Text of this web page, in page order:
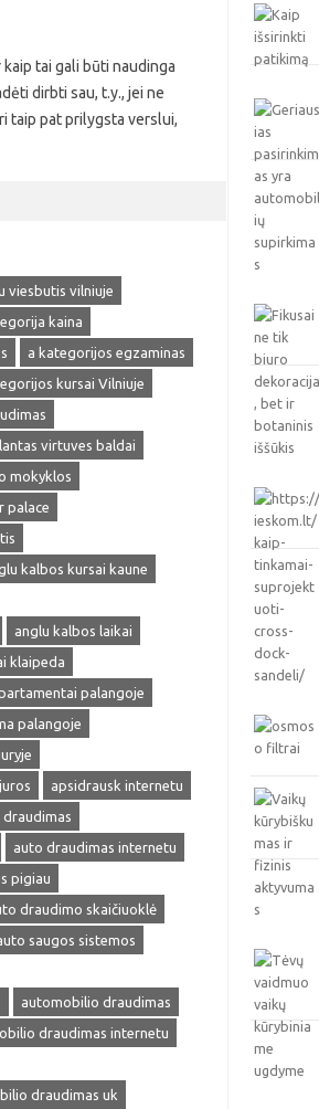
tai gali būti naudinga
dirbti sau, t.y., jei ne
taip pat prilygsta verslui,
viesbutis vilniuje
kaina
a kategorijos egzaminas
kursai Vilniuje
virtuves baldai
mokyklos
palace
kalbos kursai kaune
anglu kalbos laikai
klaipeda
palangoje
palangoje
apsidrausk internetu
draudimas
auto draudimas internetu
pigiau
draudimo skaičiuoklė
saugos sistemos
automobilio draudimas
draudimas internetu
draudimas uk